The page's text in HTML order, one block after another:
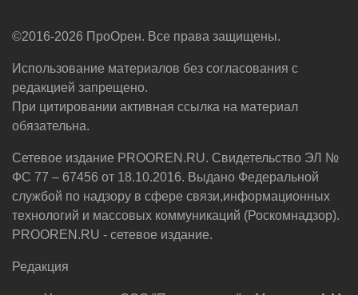
©2016-2026 ПроОрен. Все права защищены.
Использование материалов без согласования с
редакцией запрещено.
При цитировании активная ссылка на материал
обязательна.
Сетевое издание PROOREN.RU. Свидетельство ЭЛ №
ФС 77 – 67456 от 18.10.2016. Выдано Федеральной
службой по надзору в сфере связи,информационных
технологий и массовых коммуникаций (Роскомнадзор).
PROOREN.RU - сетевое издание.
Редакция